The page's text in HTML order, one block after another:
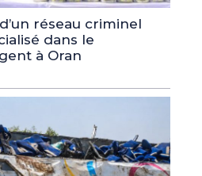
réseau criminel
dans le
à Oran